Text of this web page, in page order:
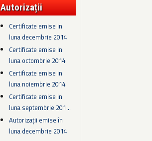
Autorizații
Certificate emise in
luna decembrie 2014
Certificate emise in
luna octombrie 2014
Certificate emise in
luna noiembrie 2014
Certificate emise in
luna septembrie 201...
Autorizații emise în
luna decembrie 2014